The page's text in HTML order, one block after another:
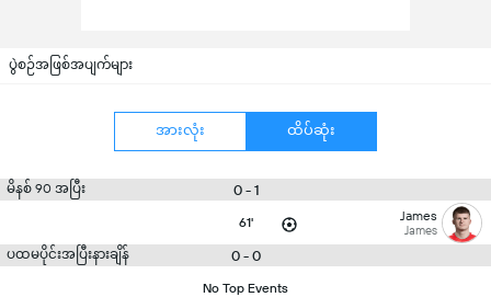
ပွဲစဉ်အဖြစ်အပျက်များ
အားလုံး ထိပ်ဆုံး
မိနစ် 90 အပြီး 0 - 1
61' James
James
ပထမပိုင်းအပြီးနားချိန် 0 - 0
No Top Events